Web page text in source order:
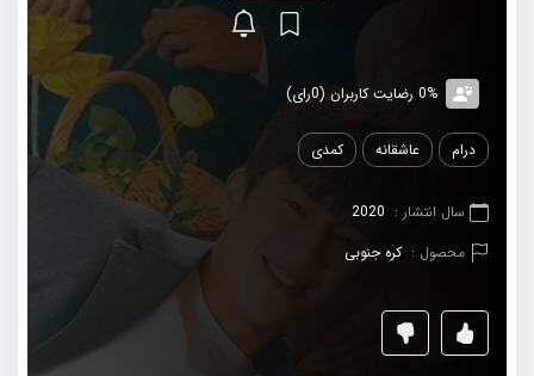
0% رضایت کاربران (0رای)
درام عاشقانه کمدی
سال انتشار : 2020
محصول : کره جنوبی